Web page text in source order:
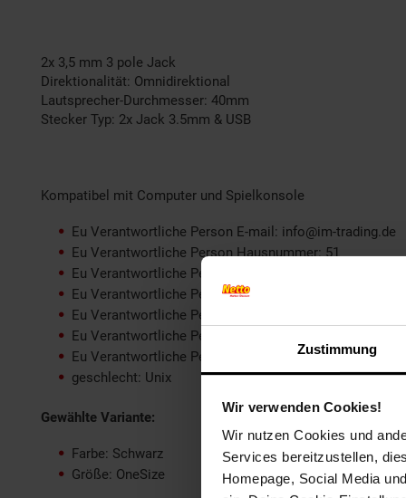
Zustimmung
Wir verwenden Cookies!
Wir nutzen Cookies und
Services bereitzustellen,
Homepage, Social Media
2x 3,5 mm 3 pole Jack
Direktionalität: Omnidirektional
Lautsprecher-Durchmesser: 40mm
Stecker Typ: 2x Jack 3.5mm & USB
Kompatibel mit Computer und Spielkonsole
Eu Verantwortliche Person E-mail: info@im-trading.de
Eu Verantwortliche Person Hausnummer: 51
Eu Verantwortliche Person Land: Deutschland
Eu Verantwortliche Person Name oder Firma: COFI 1453
Eu Verantwortliche Person Ort: Gelsenkirchen
Eu Verantwortliche Person PLZ: 45884
Eu Verantwortliche Person Straße: Zechenstraße
geschlecht: Unix
Gewählte Variante:
Farbe: Schwarz
Größe: OneSize